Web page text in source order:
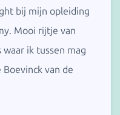
bij mijn opleiding
Mooi rijtje van
ik tussen mag
van de